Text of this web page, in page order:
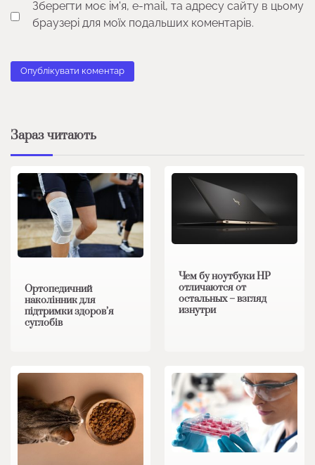
Зберегти моє ім'я, e-mail, та адресу сайту в цьому
браузері для моїх подальших коментарів.
Зараз читають
Ортопедичний
наколінник для
підтримки здоров’я
суглобів
Чем бу ноутбуки HP
отличаются от
остальных – взгляд
изнутри